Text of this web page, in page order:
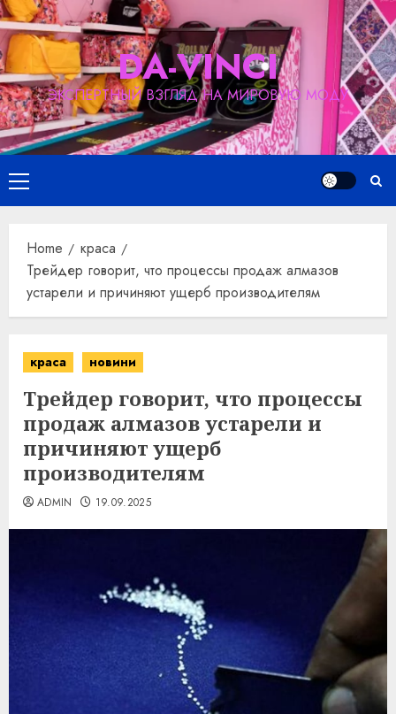
Skip
to
content
DA-VINCI
ЭКСПЕРТНЫЙ ВЗГЛЯД НА МИРОВУЮ МОДУ
Primary
Menu
Home
краса
Трейдер говорит, что процессы продаж алмазов
устарели и причиняют ущерб производителям
краса новини
Трейдер говорит, что процессы
продаж алмазов устарели и
причиняют ущерб
производителям
ADMIN 19.09.2025